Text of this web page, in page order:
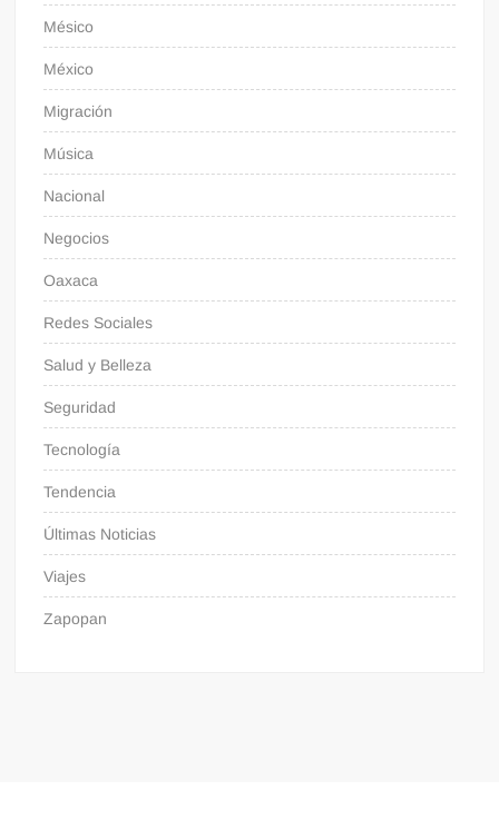
Mésico
México
Migración
Música
Nacional
Negocios
Oaxaca
Redes Sociales
Salud y Belleza
Seguridad
Tecnología
Tendencia
Últimas Noticias
Viajes
Zapopan